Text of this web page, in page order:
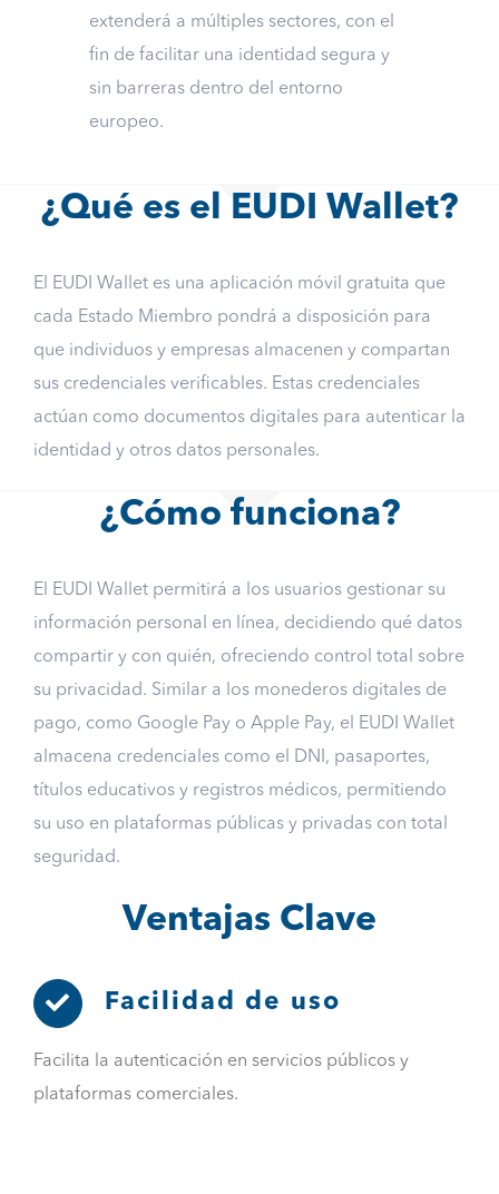
extenderá a múltiples sectores, con el
fin de facilitar una identidad segura y
sin barreras dentro del entorno
europeo.
¿Qué es el EUDI Wallet?
El EUDI Wallet es una aplicación móvil gratuita que
cada Estado Miembro pondrá a disposición para
que individuos y empresas almacenen y compartan
sus credenciales verificables. Estas credenciales
actúan como documentos digitales para autenticar la
identidad y otros datos personales.
¿Cómo funciona?
El EUDI Wallet permitirá a los usuarios gestionar su
información personal en línea, decidiendo qué datos
compartir y con quién, ofreciendo control total sobre
su privacidad. Similar a los monederos digitales de
pago, como Google Pay o Apple Pay, el EUDI Wallet
almacena credenciales como el DNI, pasaportes,
títulos educativos y registros médicos, permitiendo
su uso en plataformas públicas y privadas con total
seguridad.
Ventajas Clave
Facilidad de uso
Facilita la autenticación en servicios públicos y
plataformas comerciales.